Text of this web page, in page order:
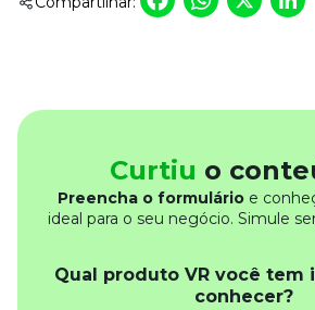
Curtiu o
Preencha o formulárioe
ideal para o seu negócio. Simule
Qual produto VR você tem
conhecer?